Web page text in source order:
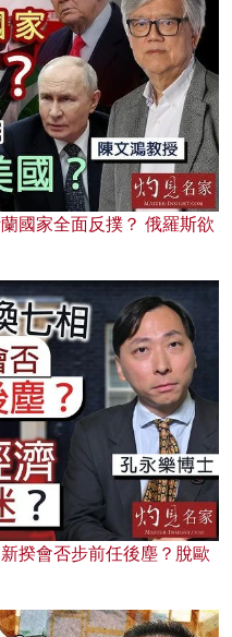
國家全面反撲？ 俄羅斯欲
揆會否步前任後塵？脫歐